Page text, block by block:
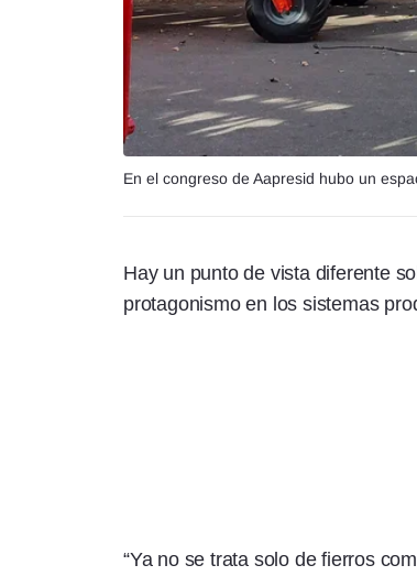
En el congreso de Aapresid hubo un
Hay un punto de vista diferente
protagonismo en los sistemas
“Ya no se trata solo de fierros